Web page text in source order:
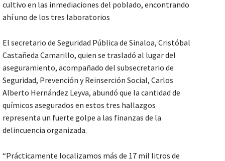
cultivo en las inmediaciones del poblado, encontrando
ahí uno de los tres laboratorios
El secretario de Seguridad Pública de Sinaloa, Cristóbal
Castañeda Camarillo, quien se trasladó al lugar del
aseguramiento, acompañado del subsecretario de
Seguridad, Prevención y Reinserción Social, Carlos
Alberto Hernández Leyva, abundó que la cantidad de
químicos asegurados en estos tres hallazgos
representa un fuerte golpe a las finanzas de la
delincuencia organizada.
“Prácticamente localizamos más de 17 mil litros de